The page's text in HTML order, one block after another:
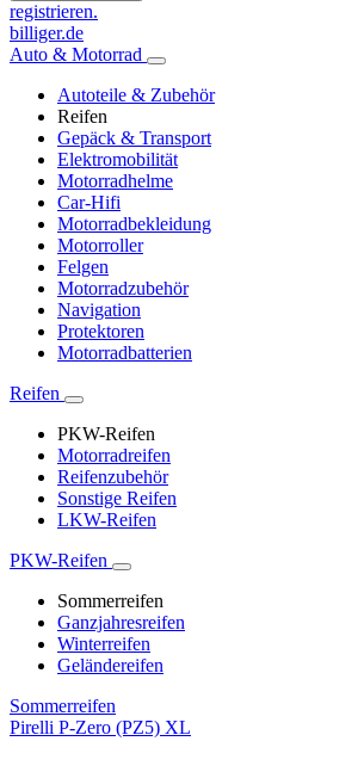
registrieren.
billiger.de
Auto & Motorrad
Autoteile & Zubehör
Reifen
Gepäck & Transport
Elektromobilität
Motorradhelme
Car-Hifi
Motorradbekleidung
Motorroller
Felgen
Motorradzubehör
Navigation
Protektoren
Motorradbatterien
Reifen
PKW-Reifen
Motorradreifen
Reifenzubehör
Sonstige Reifen
LKW-Reifen
PKW-Reifen
Sommerreifen
Ganzjahresreifen
Winterreifen
Geländereifen
Sommerreifen
Pirelli P-Zero (PZ5) XL